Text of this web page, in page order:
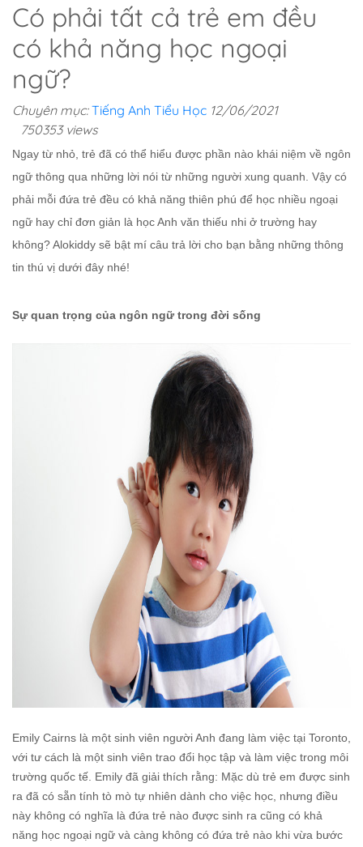
Có phải tất cả trẻ em đều
có khả năng học ngoại
ngữ?
Chuyên mục:Tiếng Anh Tiểu Học 12/06/2021
750353 views
Ngay từ nhỏ, trẻ đã có thể hiểu được phần nào khái niệm về ngôn
ngữ thông qua những lời nói từ những người xung quanh. Vậy có
phải mỗi đứa trẻ đều có khả năng thiên phú để học nhiều ngoại
ngữ hay chỉ đơn giản là học Anh văn thiếu nhi ở trường hay
không? Alokiddy sẽ bật mí câu trả lời cho bạn bằng những thông
tin thú vị dưới đây nhé!
Sự quan trọng của ngôn ngữ trong đời sống
Emily Cairns là một sinh viên người Anh đang làm việc tại Toronto,
với tư cách là một sinh viên trao đổi học tập và làm việc trong môi
trường quốc tế. Emily đã giải thích rằng: Mặc dù trẻ em được sinh
ra đã có sẵn tính tò mò tự nhiên dành cho việc học, nhưng điều
này không có nghĩa là đứa trẻ nào được sinh ra cũng có khả
năng học ngoại ngữ và càng không có đứa trẻ nào khi vừa bước